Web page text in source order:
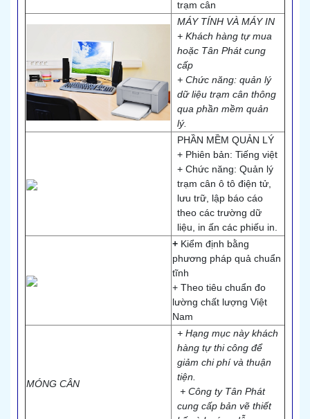
trạm cân
MÁY TÍNH VÀ MÁY IN
+ Khách hàng tự mua
hoặc Tân Phát cung
cấp
+ Chức năng: quản lý
dữ liệu trạm cân thông
qua phần mềm quản
lý.
PHẦN MỀM QUẢN LÝ
+ Phiên bản: Tiếng việt
+ Chức năng: Quản lý
trạm cân ô tô điện tử,
lưu trữ, lập báo cáo
theo các trường dữ
liệu, in ấn các phiếu in.
+ Kiểm định bằng
phương pháp quả chuẩn
tĩnh
+ Theo tiêu chuẩn đo
lường chất lượng Việt
Nam
MÓNG CÂN
+ Hạng mục này khách
hàng tự thi công để
giảm chi phí và thuận
tiện.
+ Công ty Tân Phát
cung cấp bản vẽ thiết